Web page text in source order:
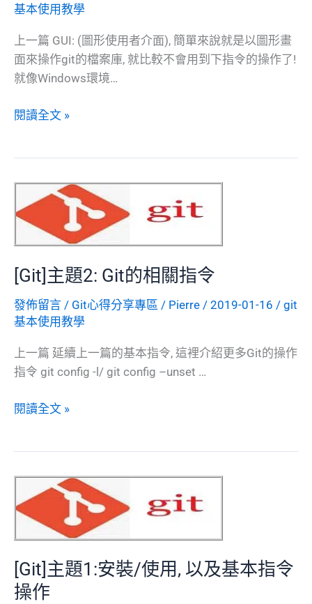
基本使用教學
上一篇 GUI: (圖形使用者介面), 簡單來說就是以圖形畫
面來操作git的檔案庫, 就比較不會用到下指令的操作了!
就像Windows環境…
[Git]
用
Git
的
GUI
程
式
閱讀全文 »
[Git]主題2: Git的相關指令
發佈留言 / Git心得分享專區 / Pierre / 2019-01-16 / git
基本使用教學
上一篇 延續上一篇的基本指令, 這裡介紹更多Git的操作
指令 git config -l/ git config –unset …
[Git]
的
關
指
令
閱讀全文 »
[Git]主題1:安裝/使用, 以及基本指令
操作